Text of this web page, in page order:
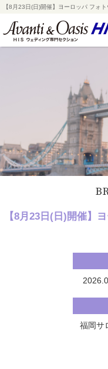
【8月23日(日)開催】ヨーロッパ フォ
【8月23日(日)開催】
福岡サ